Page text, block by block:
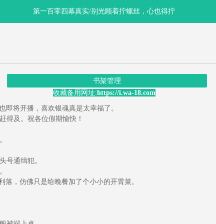
第一百零四幕真实/别光顾着拧螺丝，心也得拧
书架管理
收藏备用网址:https://i.wa-18.com
将开播，喜欢银魂真是太幸福了。
得及。祝各位假期愉快！
通缉犯。
，仿佛只是给晚餐加了个小小的开胃菜。